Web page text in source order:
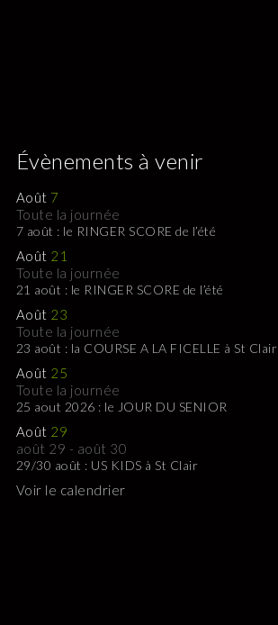
Évènements à venir
Août 7
Toute la journée
7 août : le RINGER SCORE de l’été
Août 21
Toute la journée
21 août : le RINGER SCORE de l’été
Août 23
Toute la journée
23 août : la COURSE A LA FICELLE à St Clair
Août 25
Toute la journée
25 aout 2026 : le JOUR DU SENIOR
Août 29
août 29 - août 30
29/30 août : US KIDS à St Clair
Voir le calendrier